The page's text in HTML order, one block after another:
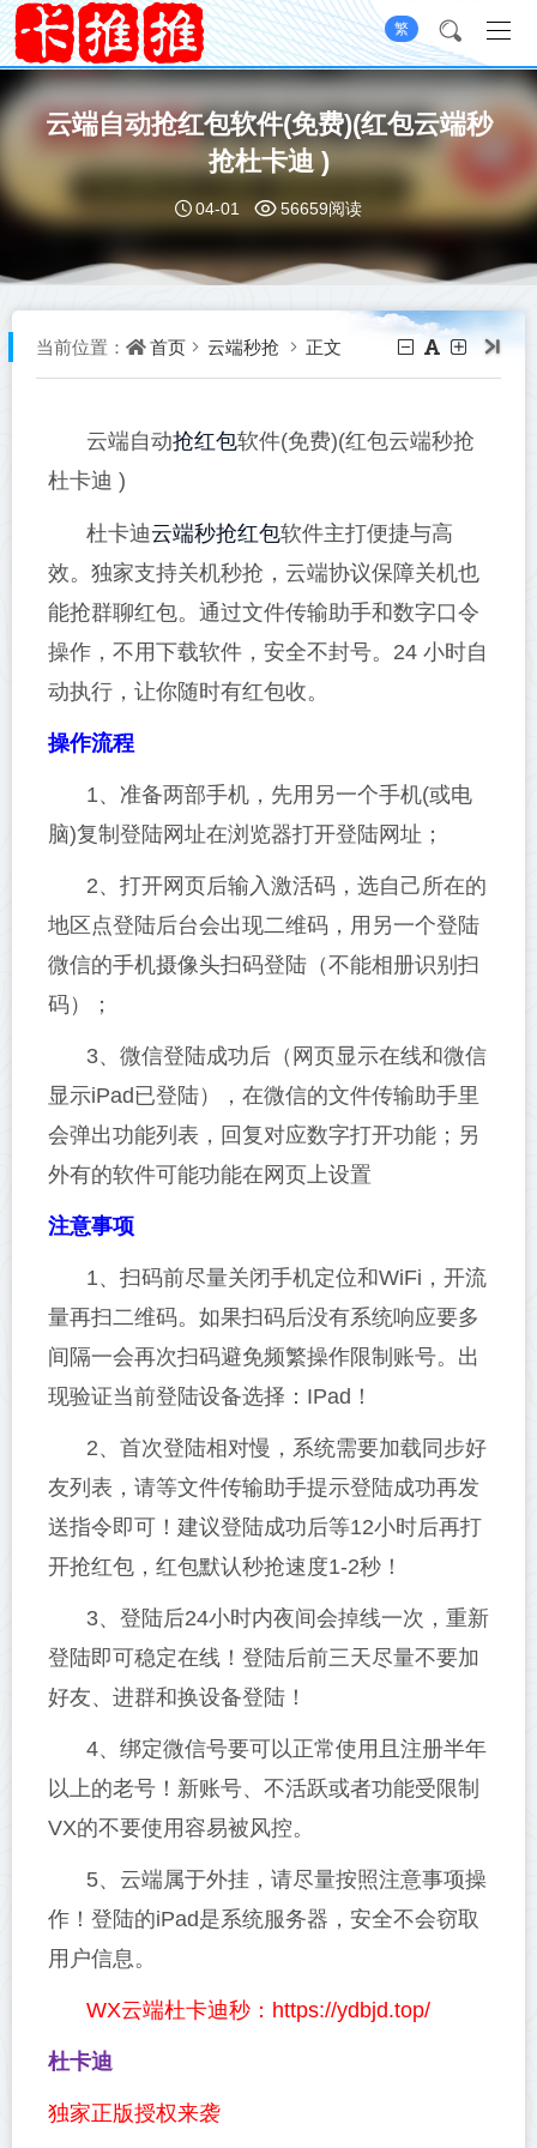
繁
云端自动抢红包软件(免费)(红包云端秒
抢杜卡迪 )
04-01 56659阅读
当前位置： 首页 云端秒抢 正文
云端自动抢红包软件(免费)(红包云端秒抢
杜卡迪 )
杜卡迪云端秒抢红包软件主打便捷与高
效。独家支持关机秒抢，云端协议保障关机也
能抢群聊红包。通过文件传输助手和数字口令
操作，不用下载软件，安全不封号。24 小时自
动执行，让你随时有红包收。
操作流程
1、准备两部手机，先用另一个手机(或电
脑)复制登陆网址在浏览器打开登陆网址；
2、打开网页后输入激活码，选自己所在的
地区点登陆后台会出现二维码，用另一个登陆
微信的手机摄像头扫码登陆（不能相册识别扫
码）；
3、微信登陆成功后（网页显示在线和微信
显示iPad已登陆），在微信的文件传输助手里
会弹出功能列表，回复对应数字打开功能；另
外有的软件可能功能在网页上设置
注意事项
1、扫码前尽量关闭手机定位和WiFi，开流
量再扫二维码。如果扫码后没有系统响应要多
间隔一会再次扫码避免频繁操作限制账号。出
现验证当前登陆设备选择：IPad！
2、首次登陆相对慢，系统需要加载同步好
友列表，请等文件传输助手提示登陆成功再发
送指令即可！建议登陆成功后等12小时后再打
开抢红包，红包默认秒抢速度1-2秒！
3、登陆后24小时内夜间会掉线一次，重新
登陆即可稳定在线！登陆后前三天尽量不要加
好友、进群和换设备登陆！
4、绑定微信号要可以正常使用且注册半年
以上的老号！新账号、不活跃或者功能受限制
VX的不要使用容易被风控。
5、云端属于外挂，请尽量按照注意事项操
作！登陆的iPad是系统服务器，安全不会窃取
用户信息。
WX云端杜卡迪秒：https://ydbjd.top/
杜卡迪
独家正版授权来袭